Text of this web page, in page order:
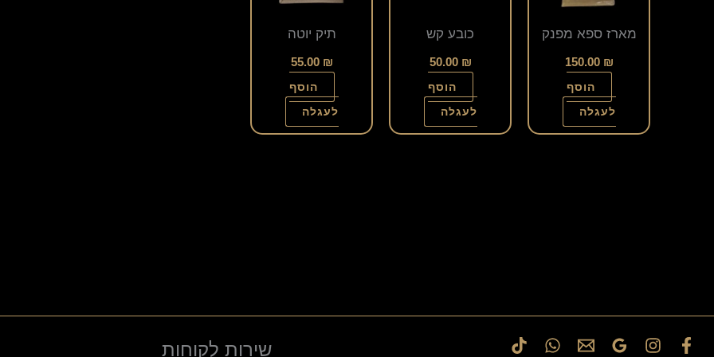
מארז ספא מפנק
150.00 ₪
הוסף
לעגלה
כובע קש
50.00 ₪
הוסף
לעגלה
תיק יוטה
55.00 ₪
הוסף
לעגלה
שירות לקוחות